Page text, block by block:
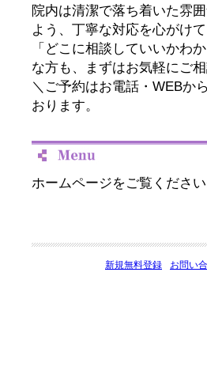
院内は清潔で落ち着いた雰
よう、丁寧な対応を心がけて
「どこに相談していいかわ
な方も、まずはお気軽にご相
＼ご予約はお電話・WEBか
おります。
ホームページをご覧ください
新規無料登録 お問い